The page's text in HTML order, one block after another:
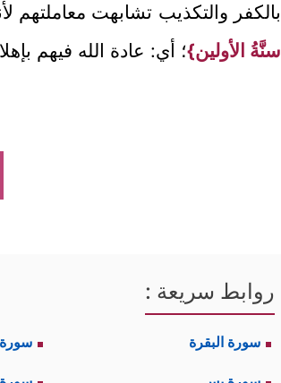
بالكفر والتكذيب تشابهت معاملتهم
سنَّةُ الأولين}؛ أي: عادة الله فيهم
روابط سريعة :
سورة البقرة